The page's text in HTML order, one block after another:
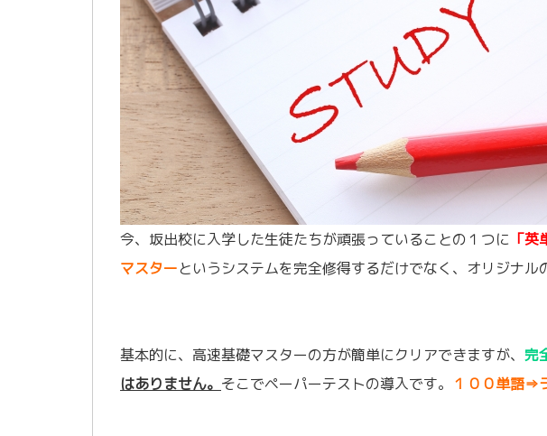
今、坂出校に入学した生徒たちが頑張っていることの１つに 「英
マスターというシステムを完全修得するだけでなく、オリジナル
基本的に、高速基礎マスターの方が簡単にクリアできますが、 完
はありません。 そこでペーパーテストの導入です。 １００単語⇒